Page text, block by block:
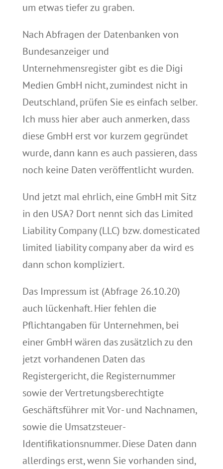
um etwas tiefer zu graben.
Nach Abfragen der Datenbanken von
Bundesanzeiger und
Unternehmensregister gibt es die Digi
Medien GmbH nicht, zumindest nicht in
Deutschland, prüfen Sie es einfach selber.
Ich muss hier aber auch anmerken, dass
diese GmbH erst vor kurzem gegründet
wurde, dann kann es auch passieren, dass
noch keine Daten veröffentlicht wurden.
Und jetzt mal ehrlich, eine GmbH mit Sitz
in den USA? Dort nennt sich das Limited
Liability Company (LLC) bzw. domesticated
limited liability company aber da wird es
dann schon kompliziert.
Das Impressum ist (Abfrage 26.10.20)
auch lückenhaft. Hier fehlen die
Pflichtangaben für Unternehmen, bei
einer GmbH wären das zusätzlich zu den
jetzt vorhandenen Daten das
Registergericht, die Registernummer
sowie der Vertretungsberechtigte
Geschäftsführer mit Vor- und Nachnamen,
sowie die Umsatzsteuer-
Identifikationsnummer. Diese Daten dann
allerdings erst, wenn Sie vorhanden sind,